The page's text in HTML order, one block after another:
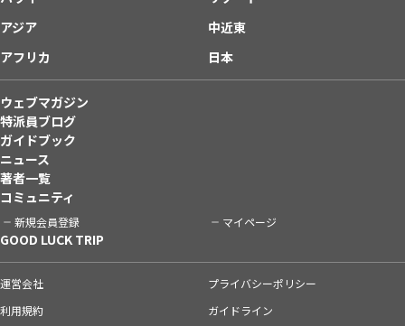
アジア
中近東
アフリカ
日本
ウェブマガジン
特派員ブログ
ガイドブック
ニュース
著者一覧
コミュニティ
新規会員登録 マイページ
GOOD LUCK TRIP
運営会社
プライバシーポリシー
利用規約
ガイドライン